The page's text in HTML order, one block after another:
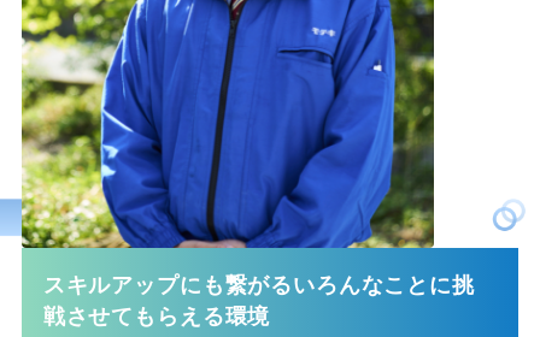
スキルアップにも繋がるいろんなことに挑
戦させてもらえる環境